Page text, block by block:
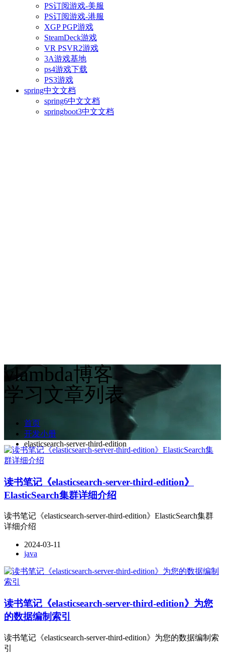
PS订阅游戏-美服
PS订阅游戏-港服
XGP PGP游戏
SteamDeck游戏
VR PSVR2游戏
3A游戏基地
ps4游戏下载
PS3游戏
spring中文文档
spring6中文文档
springboot3中文文档
vlambda博客
学习文章列表
首页
开发小册
elasticsearch-server-third-edition
读书笔记《elasticsearch-server-third-edition》
ElasticSearch集群详细介绍
读书笔记《elasticsearch-server-third-edition》ElasticSearch集群
详细介绍
2024-03-11
java
读书笔记《elasticsearch-server-third-edition》为您
的数据编制索引
读书笔记《elasticsearch-server-third-edition》为您的数据编制索
引